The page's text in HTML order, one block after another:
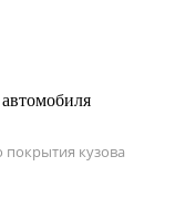
кузова